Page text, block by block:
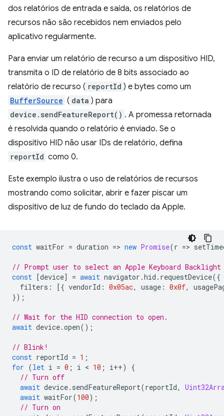
dos relatórios de entrada e saída, os relatórios de
recursos não são recebidos nem enviados pelo
aplicativo regularmente.
Para enviar um relatório de recurso a um dispositivo HID,
transmita o ID de relatório de 8 bits associado ao
relatório de recurso ( reportId ) e bytes como um
BufferSource ( data ) para
device.sendFeatureReport() . A promessa retornada
é resolvida quando o relatório é enviado. Se o
dispositivo HID não usar IDs de relatório, defina
reportId como 0.
Este exemplo ilustra o uso de relatórios de recursos
mostrando como solicitar, abrir e fazer piscar um
dispositivo de luz de fundo do teclado da Apple.
const waitFor = duration => new Promise(r =>
// Prompt user to select an Apple Keyboard
const [device] = await navigator .hid . requestDevice({
filters : [{ vendorId : 0x05ac, usage : 0x0f,
});
// Wait for the HID connection to open.
await device.open();
// Blink!
const reportId = 1 ;
for (let i = 0 ; i < 10 ; i++)
{
// Turn off
await device. sendFeatureReport(reportId,
await waitFor(100);
// Turn on